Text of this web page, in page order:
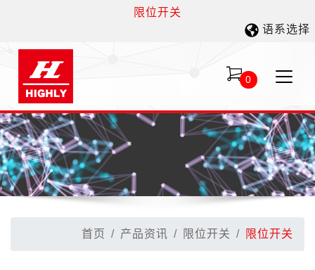
限位开关
语系选择
0
首页 产品资讯 限位开关 限位开关